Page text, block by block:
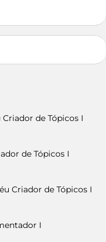
de Tópicos I
de Tópicos I
Criador de Tópicos I
I